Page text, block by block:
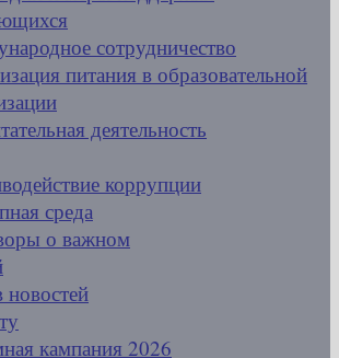
сотрудничество
питания в образовательной
деятельность
коррупции
среда
о важном
кампания 2026